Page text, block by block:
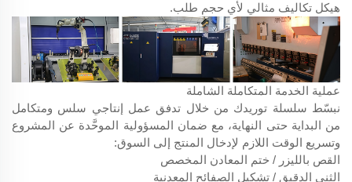
هيكل تكاليف مثالي لأي حجم طلب.
عملية الخدمة المتكاملة الشاملة
نبسّط سلسلة توريدك من خلال تدفق عمل إنتاجي سلس ومتكامل
من البداية حتى النهاية، مع ضمان المسؤولية الموحَّدة عن المشروع
وتسريع الوقت اللازم لإدخال المنتج إلى السوق:
القص بالليزر / ختم المعادن المخصص
الثني الدقيق / تشكيل الصفائح المعدنية